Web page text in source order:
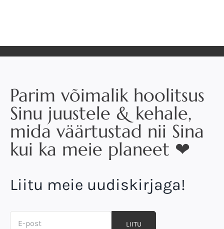
Parim võimalik hoolitsus
Sinu juustele & kehale,
mida väärtustad nii Sina
kui ka meie planeet ❤
Liitu meie uudiskirjaga!
LIITU